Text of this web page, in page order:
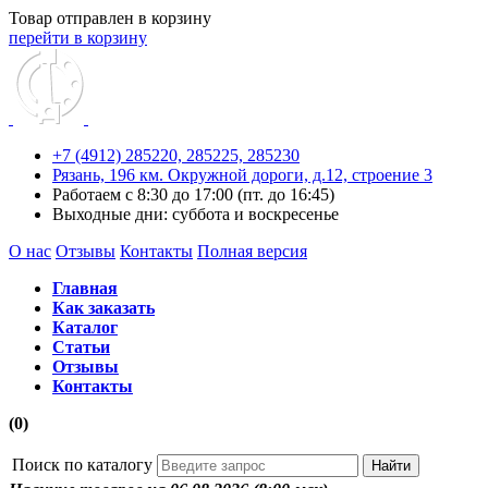
Товар отправлен в корзину
перейти в корзину
+7 (4912) 285220, 285225, 285230
Рязань, 196 км. Окружной дороги, д.12, строение 3
Работаем с 8:30 до 17:00 (пт. до 16:45)
Выходные дни: суббота и воскресенье
О нас Отзывы Контакты Полная версия
Главная
Как заказать
Каталог
Статьи
Отзывы
Контакты
(0)
Поиск по каталогу